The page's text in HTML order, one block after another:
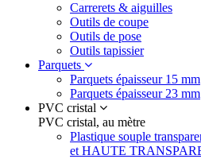
Carrerets & aiguilles
Outils de coupe
Outils de pose
Outils tapissier
Parquets
Parquets épaisseur 15 mm
Parquets épaisseur 23 mm
PVC cristal
PVC cristal, au mètre
Plastique souple
et HAUTE